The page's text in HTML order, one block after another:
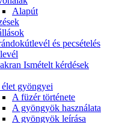
Alapút
és pecsételés
Ismételt kérdések
gyöngyei
A füzér története
A gyöngyök használata
A gyöngyök leírása